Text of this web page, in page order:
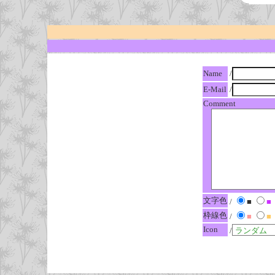
Name
/
E-Mail /
Comment
文字色 / ■
■
枠線色 / ■
■
Icon
/